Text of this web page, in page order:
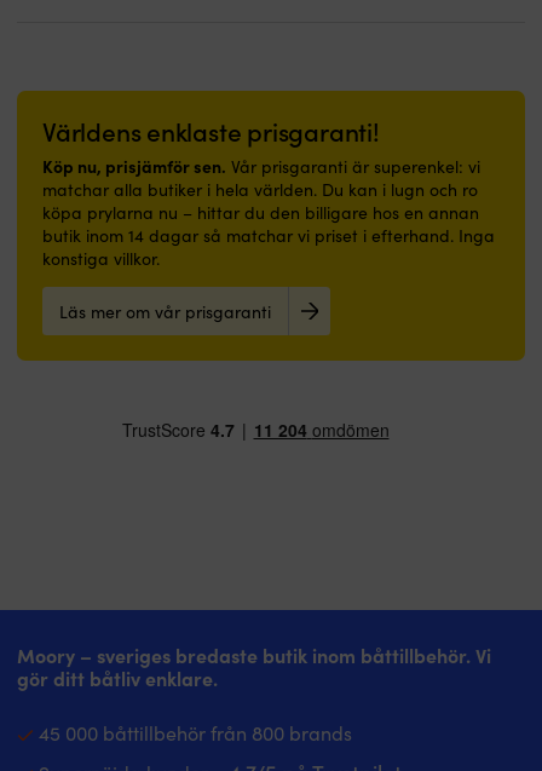
Världens enklaste prisgaranti!
Köp nu, prisjämför sen. Vår prisgaranti är superenkel: vi
matchar alla butiker i hela världen. Du kan i lugn och ro
köpa prylarna nu – hittar du den billigare hos en annan
butik inom 14 dagar så matchar vi priset i efterhand. Inga
konstiga villkor.
Läs mer om vår prisgaranti
Moory – sveriges bredaste butik inom båttillbehör. Vi
gör ditt båtliv enklare.
45 000 båttillbehör från 800 brands